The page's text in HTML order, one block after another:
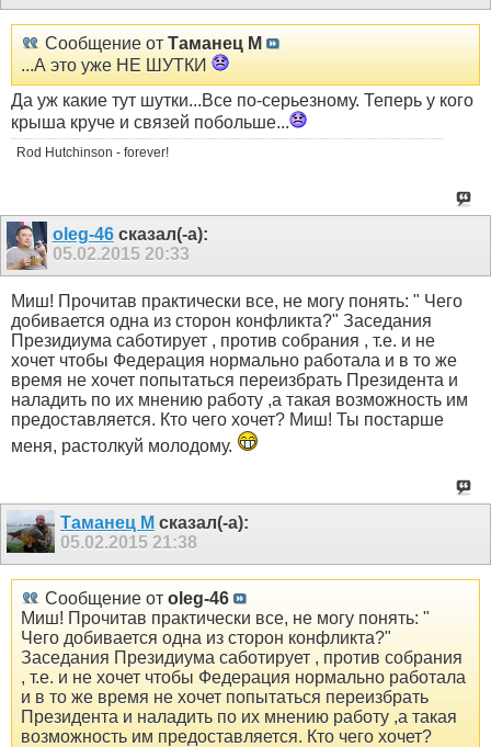
Сообщение от Таманец М
...А это уже НЕ ШУТКИ
Да уж какие тут шутки...Все по-серьезному. Теперь у кого
крыша круче и связей побольше...
Rod Hutchinson - forever!
oleg-46сказал(-а):
05.02.2015 20:33
Миш! Прочитав практически все, не могу понять: " Чего
добивается одна из сторон конфликта?" Заседания
Президиума саботирует , против собрания , т.е. и не
хочет чтобы Федерация нормально работала и в то же
время не хочет попытаться переизбрать Президента и
наладить по их мнению работу ,а такая возможность им
предоставляется. Кто чего хочет? Миш! Ты постарше
меня, растолкуй молодому.
Таманец М сказал(-а):
05.02.2015 21:38
Сообщение от oleg-46
Миш! Прочитав практически все, не могу понять: "
Чего добивается одна из сторон конфликта?"
Заседания Президиума саботирует , против собрания
, т.е. и не хочет чтобы Федерация нормально работала
и в то же время не хочет попытаться переизбрать
Президента и наладить по их мнению работу ,а такая
возможность им предоставляется. Кто чего хочет?